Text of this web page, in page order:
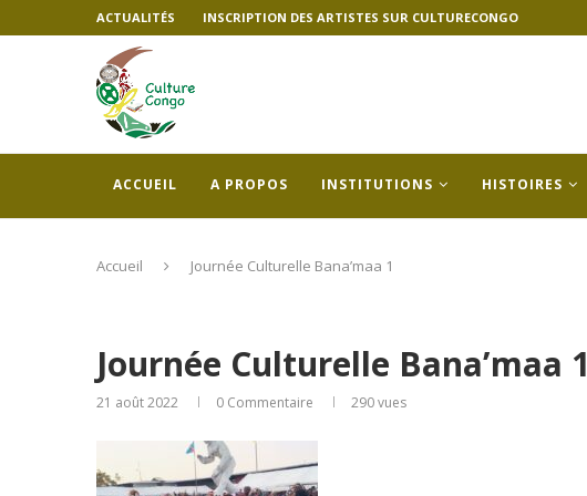
ACTUALITÉS INSCRIPTION DES ARTISTES SUR CULTURECONGO
ACCUEIL A PROPOS INSTITUTIONS HISTOIRES
Accueil Journée Culturelle Bana’maa 1
Journée Culturelle Bana’maa 1
21 août 2022 0 Commentaire 290vues